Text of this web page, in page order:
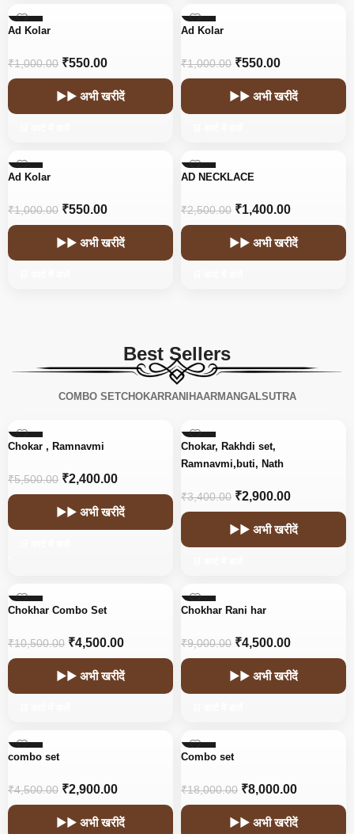
-45%
Ad Kolar
₹1,000.00 ₹550.00
▶▶ अभी खरीदें
-45%
Ad Kolar
₹1,000.00 ₹550.00
▶▶ अभी खरीदें
-45%
Ad Kolar
₹1,000.00 ₹550.00
▶▶ अभी खरीदें
-44%
AD NECKLACE
₹2,500.00 ₹1,400.00
▶▶ अभी खरीदें
Best Sellers
COMBO SETCHOKARRANIHAARMANGALSUTRA
-56%
Chokar , Ramnavmi
₹5,500.00 ₹2,400.00
▶▶ अभी खरीदें
-15%
Chokar, Rakhdi set,
Ramnavmi,buti, Nath
₹3,400.00 ₹2,900.00
▶▶ अभी खरीदें
-57%
Chokhar Combo Set
₹10,500.00 ₹4,500.00
▶▶ अभी खरीदें
-50%
Chokhar Rani har
₹9,000.00 ₹4,500.00
▶▶ अभी खरीदें
-36%
combo set
₹4,500.00 ₹2,900.00
▶▶ अभी खरीदें
-56%
Combo set
₹18,000.00 ₹8,000.00
▶▶ अभी खरीदें